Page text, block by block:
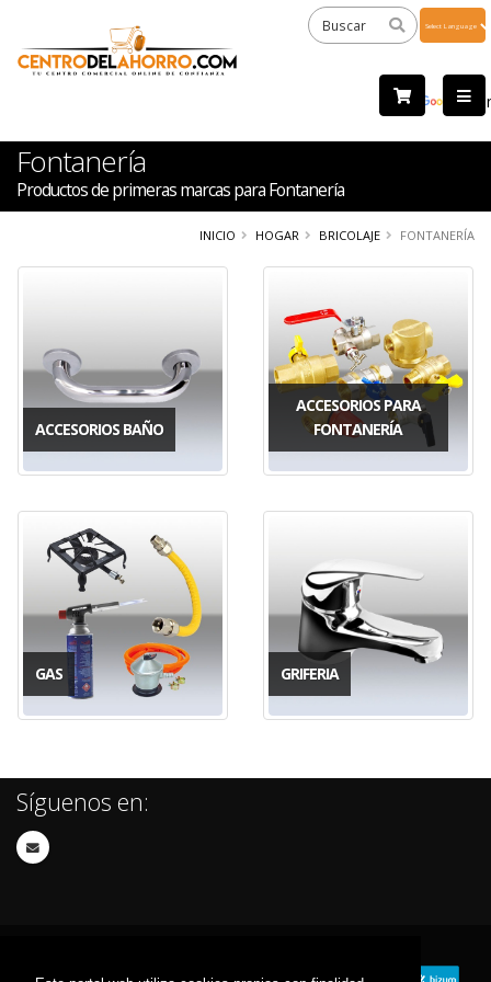
by
Fontanería
Productos de primeras marcas para Fontanería
INICIO HOGAR BRICOLAJE FONTANERÍA
ACCESORIOS BAÑO
ACCESORIOS PARA
FONTANERÍA
GAS GRIFERIA
Síguenos en: